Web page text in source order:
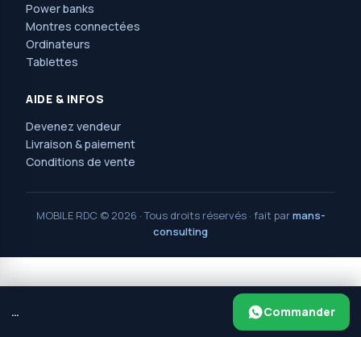
… Commander
Power banks
Montres connectées
Ordinateurs
Tablettes
AIDE & INFOS
Devenez vendeur
Livraison & paiement
Conditions de vente
MOBILE RDC © 2026 · Tous droits réservés · fait parmans-
consulting
MOBILE RDC 2025 PARMANS CONSULTING.
Avenue Nguma, 77, ma campagne, jolie parc,
ngaliema/kinshasa. Réf : l'église saint Luc et l'arrêt érosion.